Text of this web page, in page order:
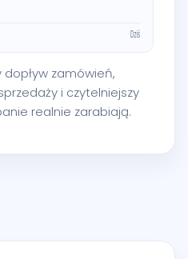
dopływ zamówień,
i czytelniejszy
realnie zarabiają.